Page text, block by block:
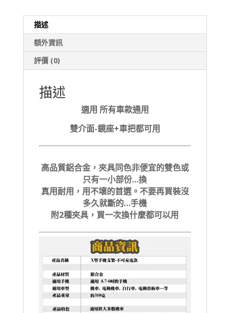
描述
額外資訊
評價 (0)
描述
適用 所有車款通用
雙介面-鏡座+車把都可用
高品質鋁合金，夾具同色非便宜的雙色或
只有一小部份…換
真用耐用，用不壞的首選。不要再買裝沒
多久就斷的…手機
附2種夾具，買一次換什麼都可以用